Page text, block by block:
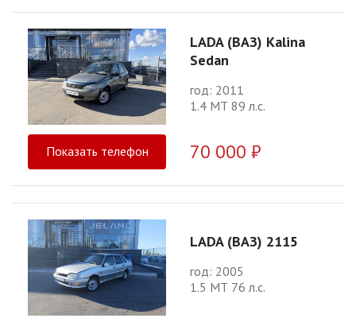
LADA (ВАЗ) Kalina
Sedan
год: 2011
1.4 МТ 89 л.с.
Показать телефон 70 000 ₽
LADA (ВАЗ) 2115
год: 2005
1.5 МТ 76 л.с.